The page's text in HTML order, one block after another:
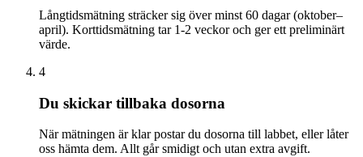
Långtidsmätning sträcker sig över minst 60 dagar (oktober–
april). Korttidsmätning tar 1-2 veckor och ger ett preliminärt
värde.
4
Du skickar tillbaka dosorna
När mätningen är klar postar du dosorna till labbet, eller låter
oss hämta dem. Allt går smidigt och utan extra avgift.